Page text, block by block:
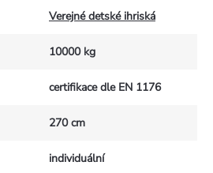
Verejné detské ihriská
10000 kg
certifikace dle EN 1176
270 cm
individuální